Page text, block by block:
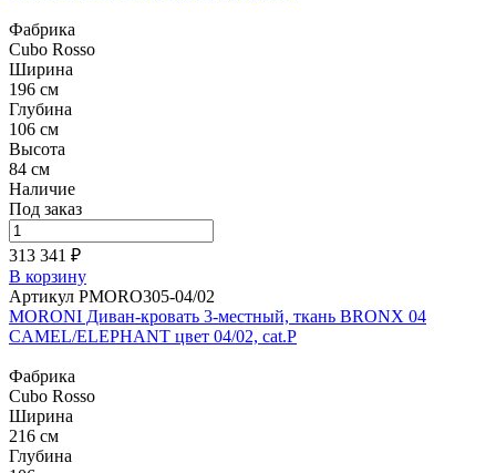
Фабрика
Cubo Rosso
Ширина
196 см
Глубина
106 см
Высота
84 см
Наличие
Под заказ
313 341 ₽
В корзину
Артикул PMORO305-04/02
MORONI Диван-кровать 3-местный, ткань BRONX 04
CAMEL/ELEPHANT цвет 04/02, cat.P
Фабрика
Cubo Rosso
Ширина
216 см
Глубина